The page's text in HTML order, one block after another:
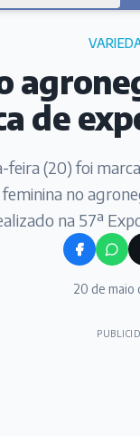
de
(20) foi
no
na 57ª
20 de maio